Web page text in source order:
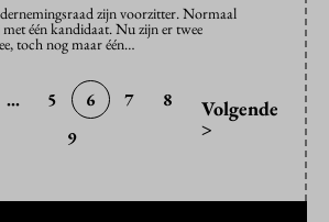
zijn voorzitter. Normaal
één kandidaat. Nu zijn er twee
toch nog maar één…
... 5 6 7
8
9
Volgende
>